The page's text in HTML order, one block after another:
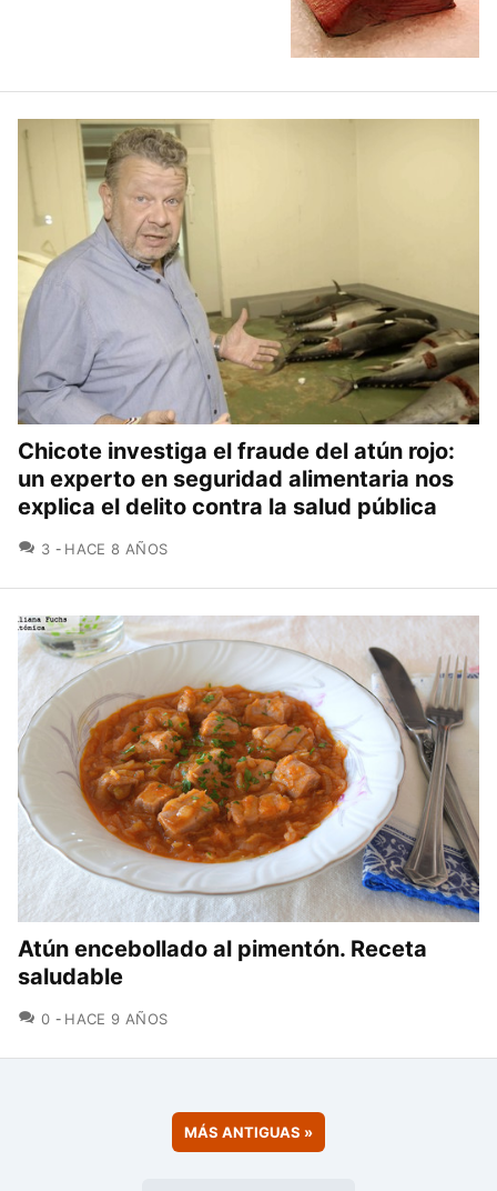
Chicote investiga el fraude del atún rojo:
un experto en seguridad alimentaria nos
explica el delito contra la salud pública
3 COMENTARIOS
HACE 8 AÑOS
Atún encebollado al pimentón. Receta
saludable
0 COMENTARIOS
HACE 9 AÑOS
MÁS ANTIGUAS »